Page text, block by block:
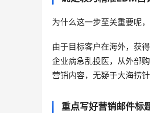
为什么这一步至关重要呢
由于目标客户在海外，获
企业病急乱投医，从外部
营销内容，无疑于大海捞
重点写好营销邮件标